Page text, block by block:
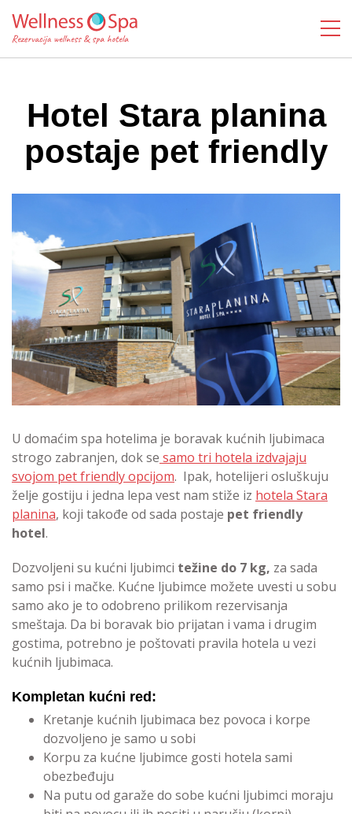
Hotel Stara planina
postaje pet friendly
U domaćim spa hotelima je boravak kućnih ljubimaca
strogo zabranjen, dok se samo tri hotela izdvajaju
svojom pet friendly opcijom. Ipak, hotelijeri osluškuju
želje gostiju i jedna lepa vest nam stiže iz hotela Stara
planina, koji takođe od sada postaje pet friendly
hotel.
Dozvoljeni su kućni ljubimci težine do 7 kg, za sada
samo psi i mačke. Kućne ljubimce možete uvesti u sobu
samo ako je to odobreno prilikom rezervisanja
smeštaja. Da bi boravak bio prijatan i vama i drugim
gostima, potrebno je poštovati pravila hotela u vezi
kućnih ljubimaca.
Kompletan kućni red:
Kretanje kućnih ljubimaca bez povoca i korpe
dozvoljeno je samo u sobi
Korpu za kućne ljubimce gosti hotela sami
obezbeđuju
Na putu od garaže do sobe kućni ljubimci moraju